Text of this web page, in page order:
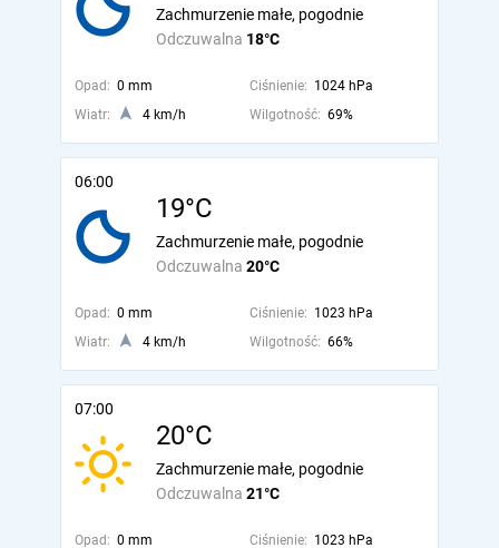
Odczuwalna 18°C
Zachmurzenie małe, pogodnie
Opad: 0 mm Ciśnienie: 1024 hPa
Wiatr:
4 km/h Wilgotność: 69%
06:00
19°C
Odczuwalna 20°C
Zachmurzenie małe, pogodnie
Opad: 0 mm Ciśnienie: 1023 hPa
Wiatr:
4 km/h Wilgotność: 66%
07:00
20°C
Odczuwalna 21°C
Zachmurzenie małe, pogodnie
Opad: 0 mm Ciśnienie: 1023 hPa